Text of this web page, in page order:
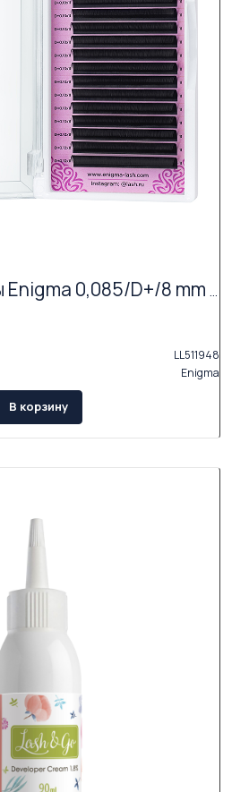
Черные ресницы Enigma 0,085/D+/8 mm + (16 линий)
LL511948
Enigma
В корзину